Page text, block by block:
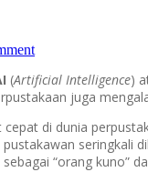
(Artificial Intelligence)
juga
di dunia
“orang kuno”